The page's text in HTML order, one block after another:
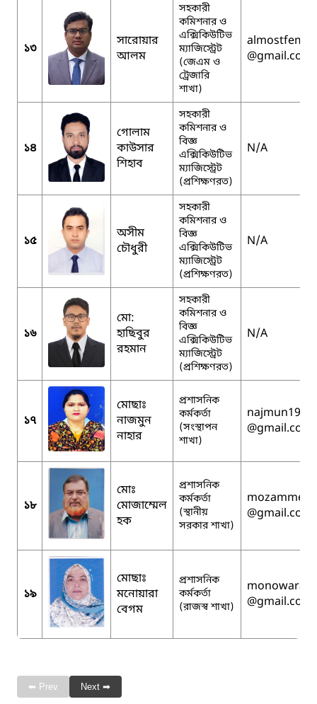
১৩
সারোয়ার
আলম
সহকারী
কমিশনার ও
এক্সিকিউটিভ
ম্যাজিস্ট্রেট
(জেএম ও
ট্রেজারি
শাখা)
@gmail.com
১৪
গোলাম
কাউসার
শিহাব
সহকারী
কমিশনার ও
বিজ্ঞ
এক্সিকিউটিভ
ম্যাজিস্ট্রেট
(প্রশিক্ষণরত)
N/A
১৫
অসীম
চৌধুরী
সহকারী
কমিশনার ও
বিজ্ঞ
এক্সিকিউটিভ
ম্যাজিস্ট্রেট
(প্রশিক্ষণরত)
N/A
১৬
মো:
হাছিবুর
রহমান
সহকারী
কমিশনার ও
বিজ্ঞ
এক্সিকিউটিভ
ম্যাজিস্ট্রেট
(প্রশিক্ষণরত)
N/A
১৭
মোছাঃ
নাজমুন
নাহার
প্রশাসনিক
কর্মকর্তা
(সংস্থাপন
শাখা)
najmun1994
@gmail.com
১৮
মোঃ
মোজাম্মেল
হক
প্রশাসনিক
কর্মকর্তা
(স্থানীয়
সরকার শাখা)
@gmail.com
১৯
মোছাঃ
মনোয়ারা
বেগম
প্রশাসনিক
কর্মকর্তা
(রাজস্ব শাখা)
@gmail.com
⬅ Prev Next ➡